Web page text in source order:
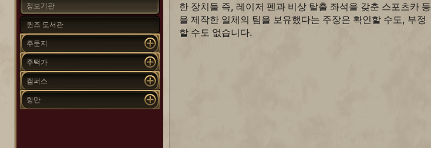
정보기관
퀸즈 도서관
주둔지
주택가
캠퍼스
항만
한 장치들 즉, 레이저 펜과 비상 탈출 좌석을 갖춘 스포츠카 등
을 제작한 일체의 팀을 보유했다는 주장은 확인할 수도, 부정
할 수도 없습니다.